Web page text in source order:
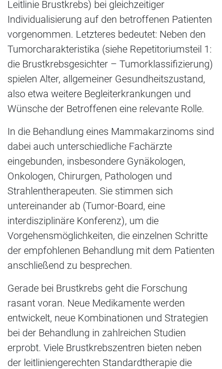
Leitlinie Brustkrebs) bei gleichzeitiger
Individualisierung auf den betroffenen Patienten
vorgenommen. Letzteres bedeutet: Neben den
Tumorcharakteristika (siehe Repetitoriumsteil 1:
die Brustkrebsgesichter – Tumorklassifizierung)
spielen Alter, allgemeiner Gesundheitszustand,
also etwa weitere Begleiterkrankungen und
Wünsche der Betroffenen eine relevante Rolle.
In die Behandlung eines Mammakarzinoms sind
dabei auch unterschiedliche Fachärzte
eingebunden, insbesondere Gynäkologen,
Onkologen, Chirurgen, Pathologen und
Strahlentherapeuten. Sie stimmen sich
untereinander ab (Tumor-Board, eine
interdisziplinäre Konferenz), um die
Vorgehensmöglichkeiten, die einzelnen Schritte
der empfohlenen Behandlung mit dem Patienten
anschließend zu besprechen.
Gerade bei Brustkrebs geht die Forschung
rasant voran. Neue Medikamente werden
entwickelt, neue Kombinationen und Strategien
bei der Behandlung in zahlreichen Studien
erprobt. Viele Brustkrebszentren bieten neben
der leitliniengerechten Standardtherapie die